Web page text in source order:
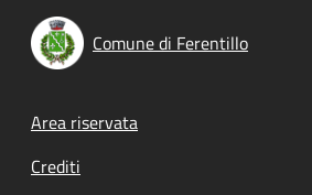
Comune di Ferentillo
Footer menu
Area riservata
Crediti